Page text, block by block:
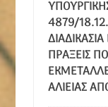
4879/
ΠΡΆΞΕΙΣ
ΑΛΙΕΊΑΣ